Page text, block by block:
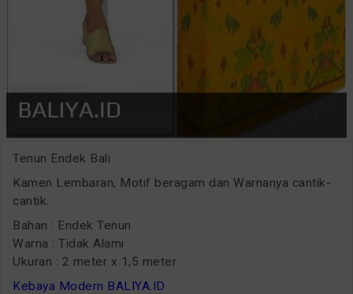
Tenun Endek Bali
Kamen Lembaran, Motif beragam dan Warnanya cantik-
cantik.
Bahan : Endek Tenun
Warna : Tidak Alami
Ukuran : 2 meter x 1,5 meter
Kebaya Modern BALIYA.ID